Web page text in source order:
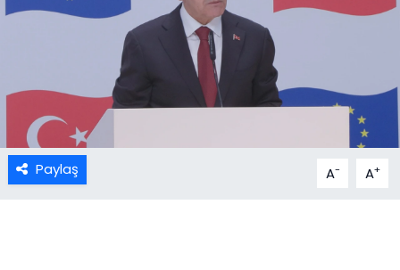
Paylaş A- A+